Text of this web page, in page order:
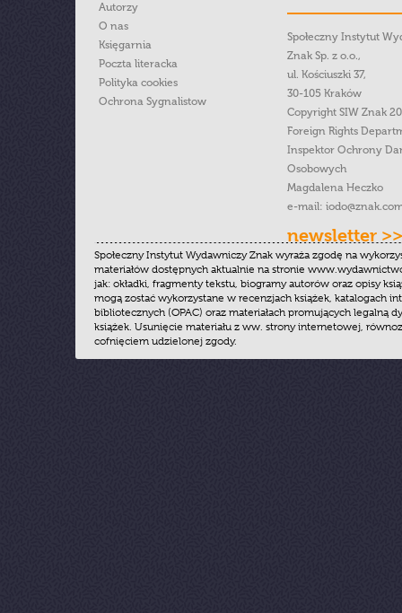
Autorzy
O nas
Księgarnia
Poczta literacka
Polityka cookies
Ochrona Sygnalistow
Społeczny Instytut
Znak Sp. z o.o.,
ul. Kościuszki 37,
30-105 Kraków
Copyright SIW Znak
Foreign Rights
Inspektor Ochrony
Osobowych
Magdalena Heczko
e-mail:
newsletter >>
Społeczny Instytut Wydawniczy Znak wyraża zgodę na
materiałów dostępnych aktualnie na stronie
jak: okładki, fragmenty tekstu, biogramy autorów oraz opisy
mogą zostać wykorzystane w recenzjach książek, katalogach
bibliotecznych (OPAC) oraz materiałach promujących legalną
książek. Usunięcie materiału z ww. strony internetowej,
cofnięciem udzielonej zgody.